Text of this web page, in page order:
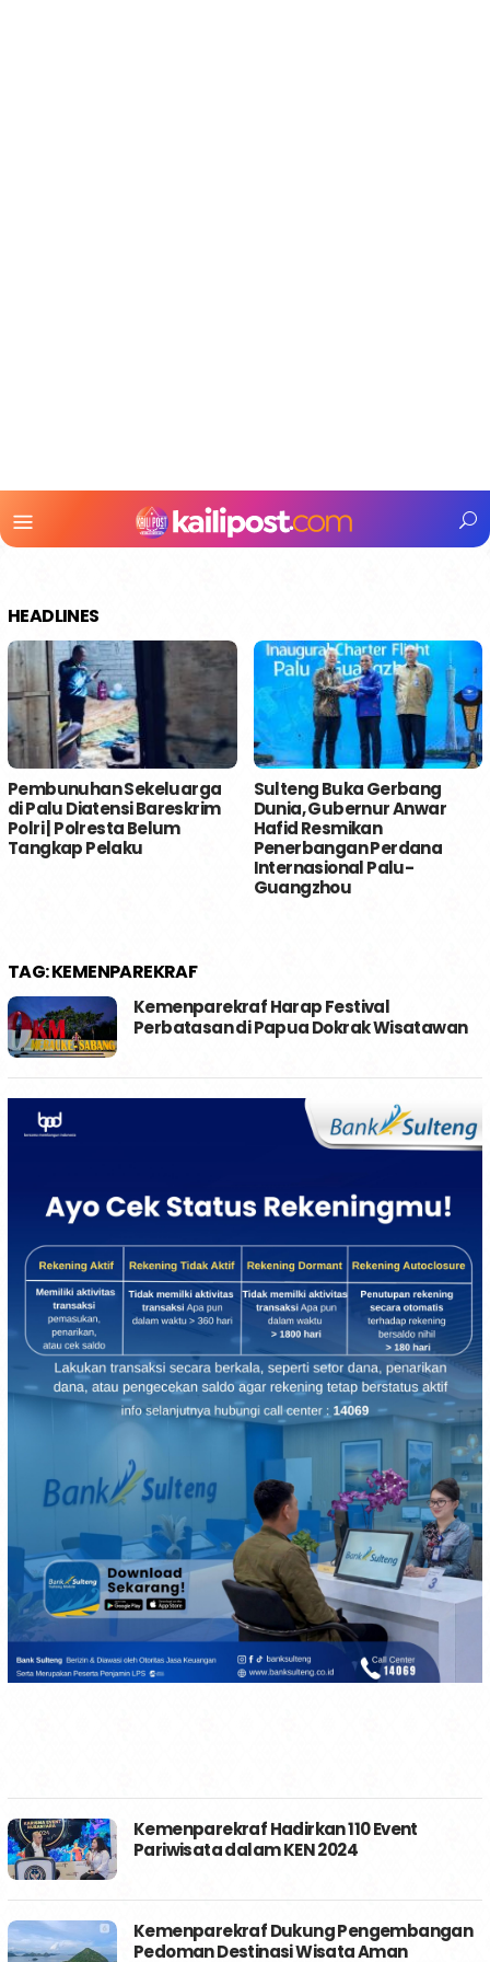
Mobile
HEADLINES
Pembunuhan Sekeluarga
di Palu Diatensi Bareskrim
Polri | Polresta Belum
Tangkap Pelaku
Sulteng Buka Gerbang
Dunia, Gubernur Anwar
Hafid Resmikan
Penerbangan Perdana
Internasional Palu-
Guangzhou
TAG:KEMENPAREKRAF
Kemenparekraf Harap Festival
Perbatasan di Papua Dokrak Wisatawan
Kemenparekraf Hadirkan 110 Event
Pariwisata dalam KEN 2024
Kemenparekraf Dukung Pengembangan
Pedoman Destinasi Wisata Aman